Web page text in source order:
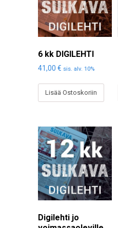
6 kk DIGILEHTI
41,00 € sis. alv. 10%
Lisää Ostoskoriin
Digilehti jo